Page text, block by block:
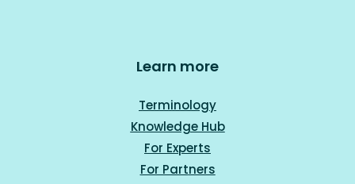
Learn more
Terminology
Knowledge Hub
For Experts
For Partners